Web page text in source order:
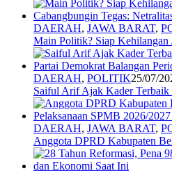
DAERAH, JAWA BARAT,
Main Politik? Siap
DAERAH, POLITIK25/07/
Saiful Arif Ajak Kader
DAERAH, JAWA BARAT,
Anggota DPRD Kabupaten